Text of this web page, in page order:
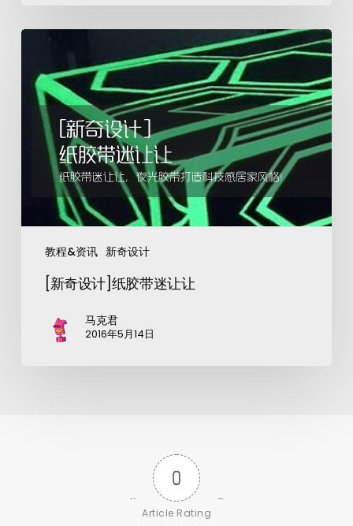
教程&资讯 新奇设计
[新奇设计]纸胶带迷让让
马克君
2016年5月14日
0
Article Rating